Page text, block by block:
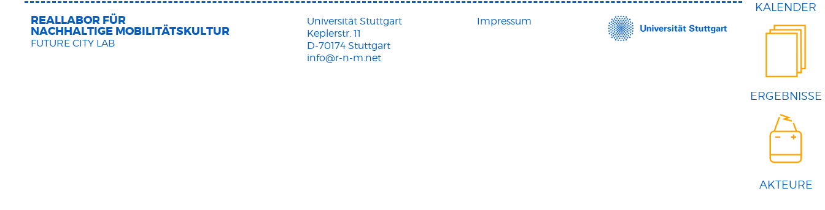
KALENDER
ERGEBNISSE
AKTEURE
REALLABOR FÜR
NACHHALTIGE MOBILITÄTSKULTUR
FUTURE CITY LAB
Universität Stuttgart
Keplerstr. 11
D-70174 Stuttgart
info@r-n-m.net
Impressum